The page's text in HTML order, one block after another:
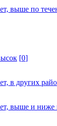
выше по
[0]
в других
выше и